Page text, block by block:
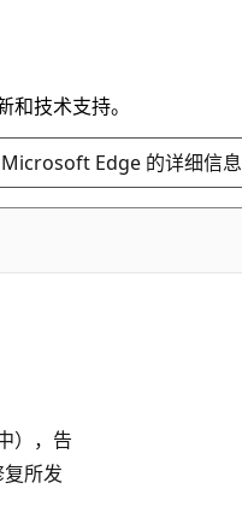
技术支持。
Edge 的详细信息
），告
所发